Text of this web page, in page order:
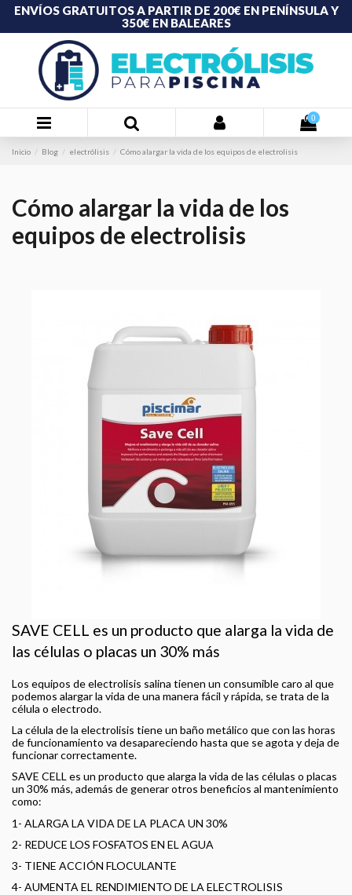
ENVÍOS GRATUITOS A PARTIR DE 200€ EN PENÍNSULA Y
350€ EN BALEARES
0
Inicio Blog electrólisis Cómo alargar la vida de los equipos de electrolisis
Cómo alargar la vida de los
equipos de electrolisis
SAVE CELL es un producto que alarga la vida de
las células o placas un 30% más
Los equipos de electrolisis salina tienen un consumible caro al que
podemos alargar la vida de una manera fácil y rápida, se trata de la
célula o electrodo.
La célula de la electrolisis tiene un baño metálico que con las horas
de funcionamiento va desapareciendo hasta que se agota y deja de
funcionar correctamente.
SAVE CELL es un producto que alarga la vida de las células o placas
un 30% más, además de generar otros beneficios al mantenimiento
como:
1- ALARGA LA VIDA DE LA PLACA UN 30%
2- REDUCE LOS FOSFATOS EN EL AGUA
3- TIENE ACCIÓN FLOCULANTE
4- AUMENTA EL RENDIMIENTO DE LA ELECTROLISIS